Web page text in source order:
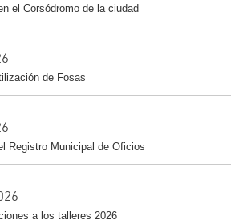
el Corsódromo de la ciudad
de Fosas
Registro Municipal de Oficios
a los talleres 2026